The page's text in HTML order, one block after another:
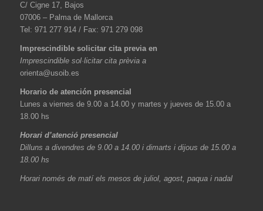
C/ Cigne 17, Bajos
07006 – Palma de Mallorca
Tel: 971 277 914 / Fax: 971 279 098
Imprescindible solicitar cita previa en
Imprescindible sol·licitar cita prèvia a
orienta@usoib.es
Horario de atención presencial
Lunes a viernes de 9.00 a 14.00 y martes y jueves de 15.00 a
18.00 hs
Horari d’atenció presencial
Dilluns a divendres de 9.00 a 14.00 i dimarts i dijous de 15.00 a
18.00 hs
Horari només de matí els mesos de juliol, agost, paqua i nadal